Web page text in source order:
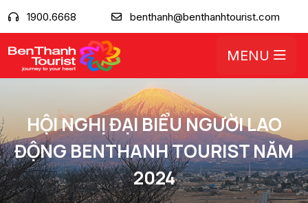
1900.6668 benthanh@benthanhtourist.com
MENU
HỘI NGHỊ ĐẠI BIỂU NGƯỜI LAO
ĐỘNG BENTHANH TOURIST NĂM
2024